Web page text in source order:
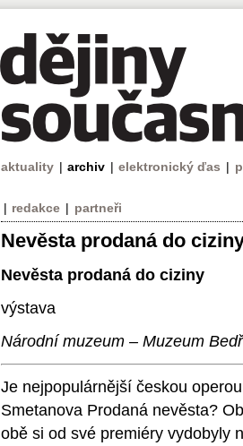
aktuality | archiv | elektronický ďas |
| redakce | partneři
Nevěsta prodaná do
Nevěsta prodaná do ciziny
výstava
Národní muzeum – Muzeum
Je nejpopulárnější českou
Smetanova Prodaná nevěsta?
obě si od své premiéry vydobyly